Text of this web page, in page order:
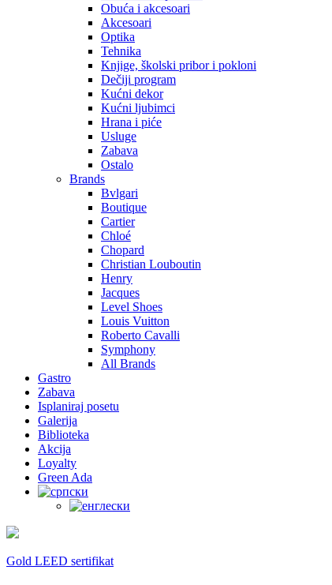
Obuća i akcesoari
Akcesoari
Optika
Tehnika
Knjige, školski pribor i pokloni
Dečiji program
Kućni dekor
Kućni ljubimci
Hrana i piće
Usluge
Zabava
Ostalo
Brands
Bvlgari
Boutique
Cartier
Chloé
Chopard
Christian Louboutin
Henry
Jacques
Level Shoes
Louis Vuitton
Roberto Cavalli
Symphony
All Brands
Gastro
Zabava
Isplaniraj posetu
Galerija
Biblioteka
Akcija
Loyalty
Green Ada
Gold LEED sertifikat